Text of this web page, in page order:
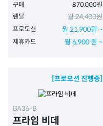
구매
870,000원
렌탈
월 24,400원
프로모션 월 21,900원 ~
제휴카드 월 6,900 원 ~
[프로모션 진행중]
BA36-B
프라임 비데